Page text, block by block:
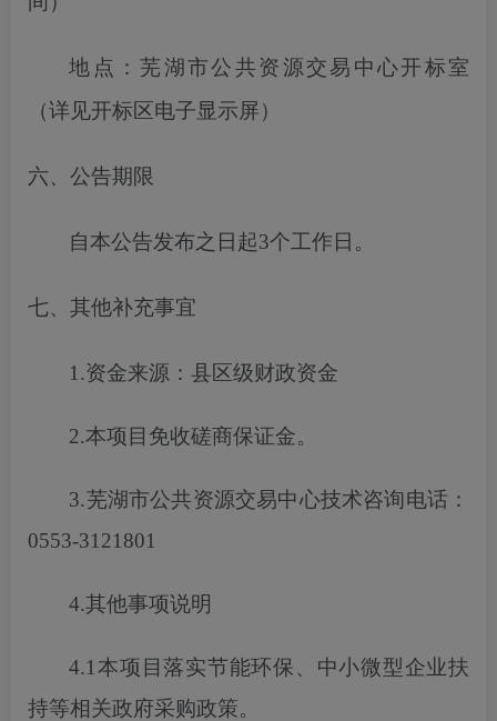
地点：芜湖市公共资源交易中心开标室
（详见开标区电子显示屏）
六、公告期限
自本公告发布之日起3个工作日。
七、其他补充事宜
1.资金来源 ：县区级财政资金
2.本项目免收磋商保证金。
3.芜湖市公共资源交易中心技术咨询电话：
0553-3121801
4.其他事项说明
4.1本项目落实节能环保、中小微型企业扶
持等相关政府采购政策。